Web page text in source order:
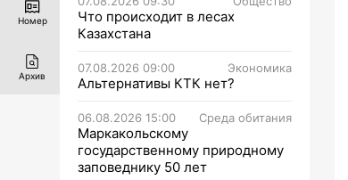
Что происходит в лесах
Казахстана
07.08.2026 09:00 Экономика
Альтернативы КТК нет?
06.08.2026 15:00 Среда обитания
Маркакольскому
государственному природному
заповеднику 50 лет
Номер
Архив